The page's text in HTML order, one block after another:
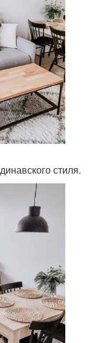
стиля.